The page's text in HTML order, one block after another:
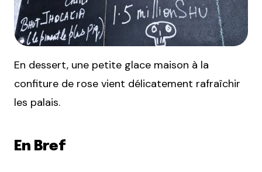
En dessert, une petite glace maison à la
confiture de rose vient délicatement rafraîchir
les palais.
En Bref